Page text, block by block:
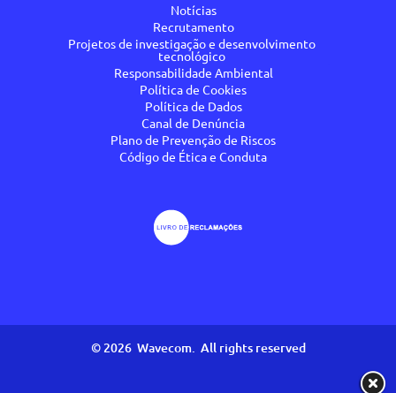
Notícias
Recrutamento
Projetos de investigação e desenvolvimento
tecnológico
Responsabilidade Ambiental
Política de Cookies
Política de Dados
Canal de Denúncia
Plano de Prevenção de Riscos
Código de Ética e Conduta
©2026 Wavecom. All rights reserved